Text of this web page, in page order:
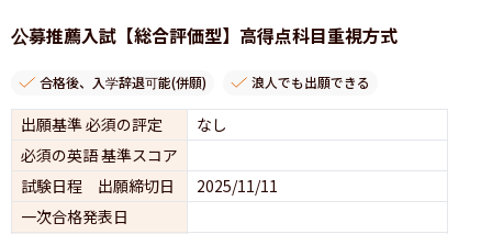
公募推薦入試【総合評価型】高得点科目重視方式
合格後、入学辞退可能(併願) 浪人でも出願できる
出願基準 必須の評定
なし
必須の英語 基準スコア
試験日程 出願締切日
2025/11/11
一次合格発表日